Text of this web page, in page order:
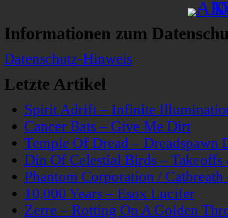
Informationen zum
Datenschutz-Hinweis
Letzte Artikel
Spirit Adrift – Infinite
Cancer Bats – Give Me Dirt
Temple Of Dread – Dreadspawn
Din Of Celestial Birds –
Phantom Corporation /
10,000 Years – Esox Lucifer
Zerre – Rotting On A Golden